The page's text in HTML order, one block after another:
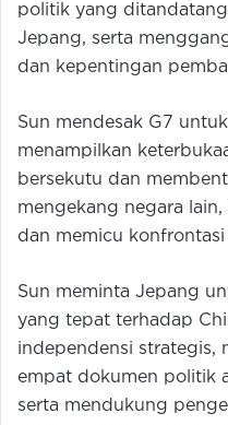
politik yang
Jepang, serta
dan kepentingan
Sun mendesak G7
menampilkan
bersekutu dan
mengekang negara
dan memicu konfrontasi
Sun meminta Jepang
yang tepat terhadap
independensi strategis,
empat dokumen politik
serta mendukung